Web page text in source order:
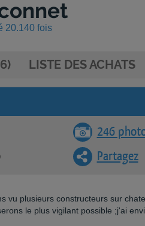
20.140 fois
LISTE DES ACHATS
246
Partagez
vu plusieurs constructeurs sur
le plus vigilant possible ;j'ai